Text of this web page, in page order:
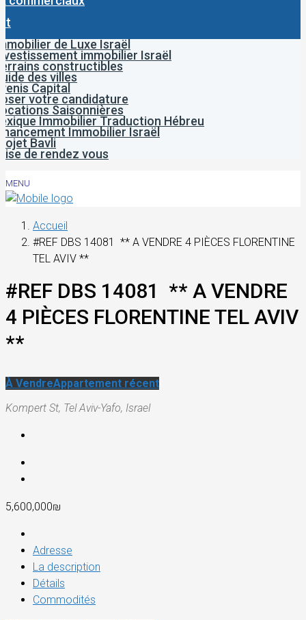
de Luxe Israël
immobilier Israël
constructibles
des villes
Capital
votre candidature
Saisonnières
Immobilier Traduction Hébreu
Immobilier Israël
Bavli
de rendez vous
MENU
Accueil
#REF DBS 14081 ** A VENDRE 4 PIÈCES FLORENTINE
TEL AVIV **
#REF DBS 14081 ** A VENDRE
4 PIÈCES FLORENTINE TEL AVIV
**
À VendreAppartement récent
Kompert St, Tel Aviv-Yafo, Israel
5,600,000₪
Adresse
La description
Détails
Commodités